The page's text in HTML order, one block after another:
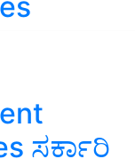
ಸರ್ಕಾರಿ